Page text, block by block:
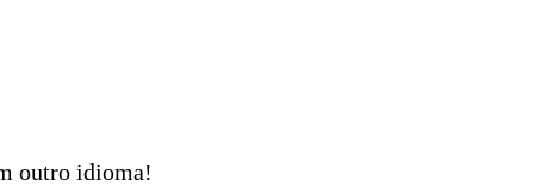
outro idioma!